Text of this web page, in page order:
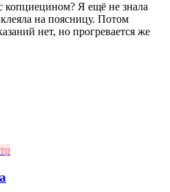
копциецином? Я ещё не знала
на поясницу. Потом
нет, но прогревается же